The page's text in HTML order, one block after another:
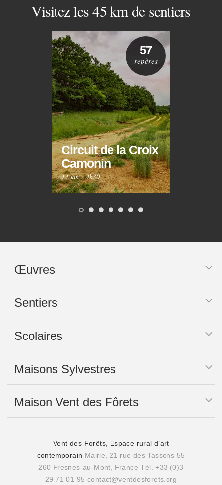
Visitez les 45 km de sentiers
Circuit de la Croix
Camonin
14 km·4h30
57
repères
Œuvres
Sentiers
Scolaires
Maisons Sylvestres
Maison Vent des Fôrets
Vent des Forêts, Espace rural d’art
contemporain Mairie, 21 rue des Tassons 55
260 Fresnes-au-Mont, France Tél. +33 (0)3
29 71 01 95 contact@ventdesforets.org